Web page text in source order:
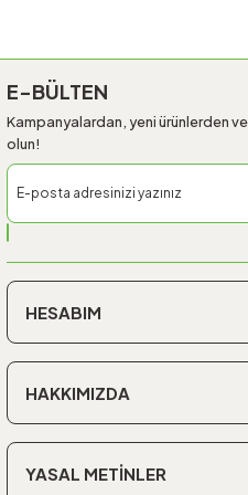
E-BÜLTEN
Kampanyalardan, yeni ürünlerden
olun!
HESABIM
HAKKIMIZDA
YASAL METİNLER